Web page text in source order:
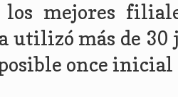
mejores
utilizó más de
once inicial